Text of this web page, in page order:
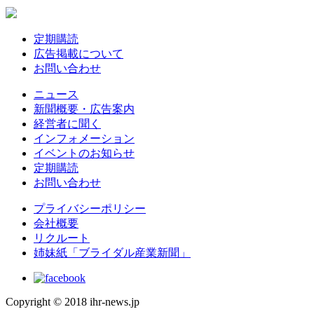
定期購読
広告掲載について
お問い合わせ
ニュース
新聞概要・広告案内
経営者に聞く
インフォメーション
イベントのお知らせ
定期購読
お問い合わせ
プライバシーポリシー
会社概要
リクルート
姉妹紙「ブライダル産業新聞」
Copyright © 2018 ihr-news.jp